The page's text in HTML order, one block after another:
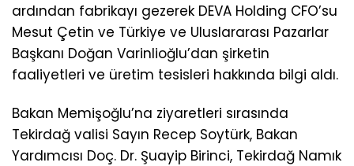
ardından fabrikayı gezerek DEVA Holding CFO’su
Mesut Çetin ve Türkiye ve Uluslararası Pazarlar
Başkanı Doğan Varinlioğlu’dan şirketin
faaliyetleri ve üretim tesisleri hakkında bilgi aldı.
Bakan Memişoğlu’na ziyaretleri sırasında
Tekirdağ valisi Sayın Recep Soytürk, Bakan
Yardımcısı Doç. Dr. Şuayip Birinci, Tekirdağ Namık